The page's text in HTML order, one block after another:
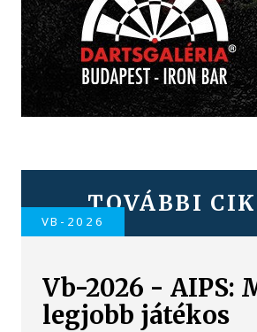
TOVÁBBI
VB-2026
Vb-2026 - AIPS:
legjobb játékos